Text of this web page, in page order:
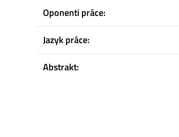
Oponenti práce:
Jazyk práce:
Abstrakt: